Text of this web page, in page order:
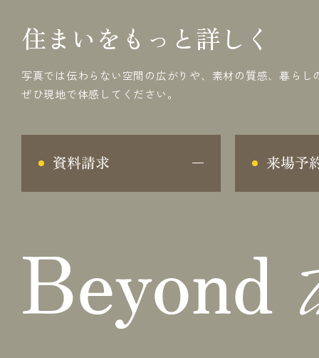
住まいをもっと詳しく
写真では伝わらない空間の広がりや、素材の質感、暮らし
ぜひ現地で体感してください。